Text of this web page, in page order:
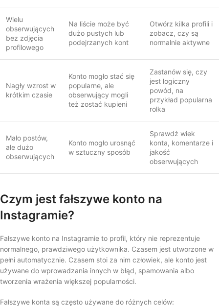
Wielu
obserwujących
bez zdjęcia
profilowego
Na liście może być
dużo pustych lub
podejrzanych kont
Otwórz kilka profili i
zobacz, czy są
normalnie aktywne
Nagły wzrost w
krótkim czasie
Konto mogło stać się
popularne, ale
obserwujący mogli
też zostać kupieni
Zastanów się, czy
jest logiczny
powód, na
przykład popularna
rolka
Mało postów,
ale dużo
obserwujących
Konto mogło urosnąć
w sztuczny sposób
Sprawdź wiek
konta, komentarze i
jakość
obserwujących
Czym jest fałszywe konto na
Instagramie?
Fałszywe konto na Instagramie to profil, który nie reprezentuje
normalnego, prawdziwego użytkownika. Czasem jest utworzone w
pełni automatycznie. Czasem stoi za nim człowiek, ale konto jest
używane do wprowadzania innych w błąd, spamowania albo
tworzenia wrażenia większej popularności.
Fałszywe konta są często używane do różnych celów: